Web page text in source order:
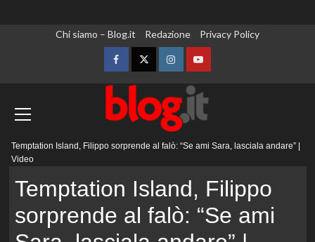
Chi siamo – Blog.it Redazione Privacy Policy
FacebookTwitterInstagramYouTube
principale
Temptation Island, Filippo sorprende al falò: “Se ami Sara, lasciala andare” |
Video
Temptation Island, Filippo
sorprende al falò: “Se ami